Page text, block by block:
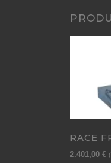
RACE
2.401,00 € (